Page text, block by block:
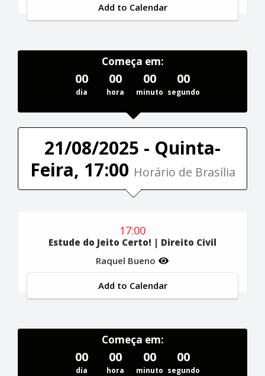
Add to Calendar
Começa em:
00
dia
00
hora
00
minuto
00
segundo
21/08/2025 - Quinta-
Feira, 17:00 Horário de Brasília
17:00
Estude do Jeito Certo! | Direito Civil
Raquel Bueno
Add to Calendar
Começa em:
00
dia
00
hora
00
minuto
00
segundo